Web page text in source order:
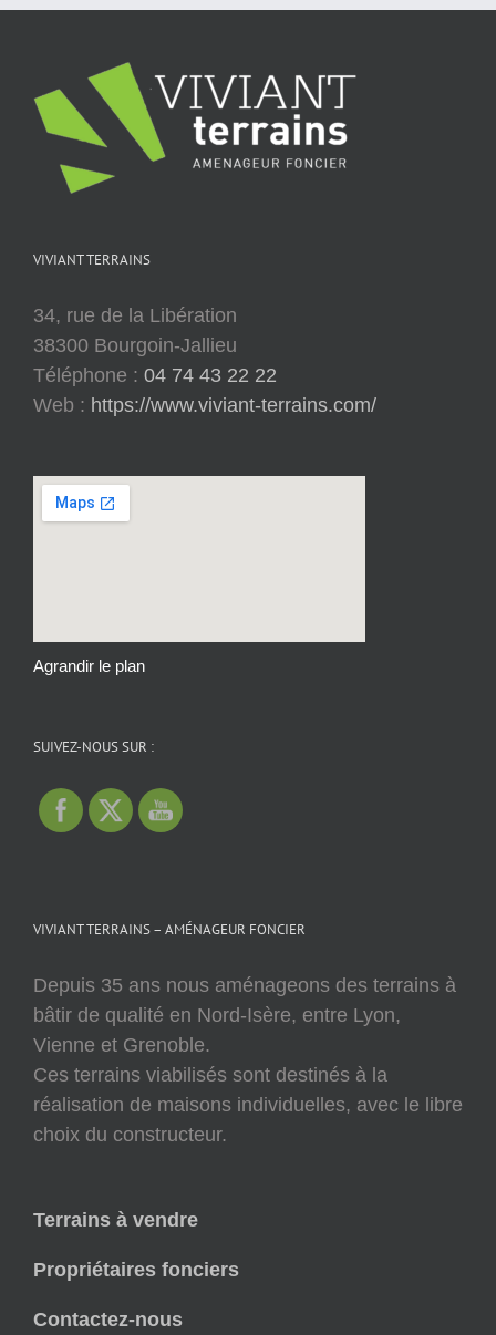
VIVIANT TERRAINS
34, rue de la Libération
38300 Bourgoin-Jallieu
Téléphone : 04 74 43 22 22
Web : https://www.viviant-terrains.com/
Agrandir le plan
SUIVEZ-NOUS SUR :
VIVIANT TERRAINS – AMÉNAGEUR FONCIER
Depuis 35 ans nous aménageons des terrains à
bâtir de qualité en Nord-Isère, entre Lyon,
Vienne et Grenoble.
Ces terrains viabilisés sont destinés à la
réalisation de maisons individuelles, avec le libre
choix du constructeur.
Terrains à vendre
Propriétaires fonciers
Contactez-nous